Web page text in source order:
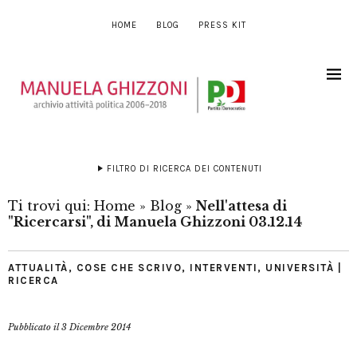
HOME BLOG PRESS KIT
FILTRO DI RICERCA DEI CONTENUTI
Ti trovi qui: Home » Blog » Nell'attesa di
"Ricercarsi", di Manuela Ghizzoni 03.12.14
ATTUALITÀ , COSE CHE SCRIVO, INTERVENTI , UNIVERSITÀ |
RICERCA
Pubblicato il3 Dicembre 2014